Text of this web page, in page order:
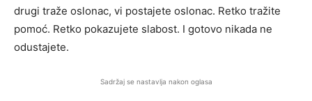
drugi traže oslonac, vi postajete oslonac. Retko tražite
pomoć. Retko pokazujete slabost. I gotovo nikada ne
odustajete.
Sadržaj se nastavlja nakon oglasa